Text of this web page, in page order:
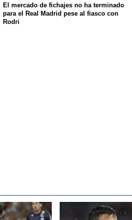
El mercado de fichajes no ha terminado
para el Real Madrid pese al fiasco con
Rodri